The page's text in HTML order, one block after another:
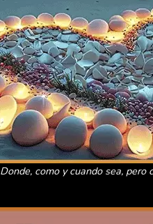
Donde, como y cuando sea, pero